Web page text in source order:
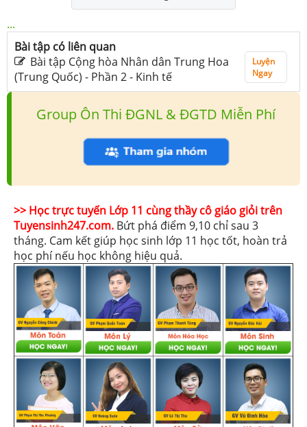
...
Bài tập có liên quan
Bài tập Cộng hòa Nhân dân Trung Hoa
(Trung Quốc) - Phần 2 - Kinh tế
Luyện
Ngay
Group Ôn Thi ĐGNL & ĐGTD Miễn Phí
>> Học trực tuyến Lớp 11 cùng thầy cô giáo giỏi trên
Tuyensinh247.com. Bứt phá điểm 9,10 chỉ sau 3
tháng. Cam kết giúp học sinh lớp 11 học tốt, hoàn trả
học phí nếu học không hiệu quả.